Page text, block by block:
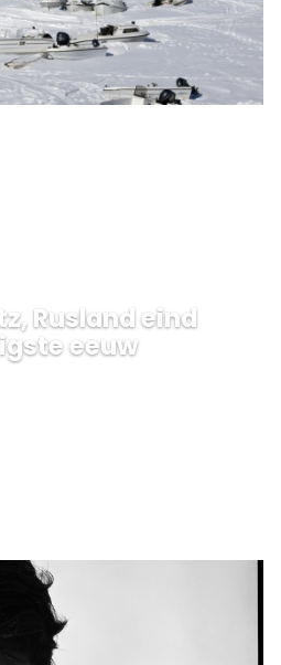
Rusland eind
eeuw